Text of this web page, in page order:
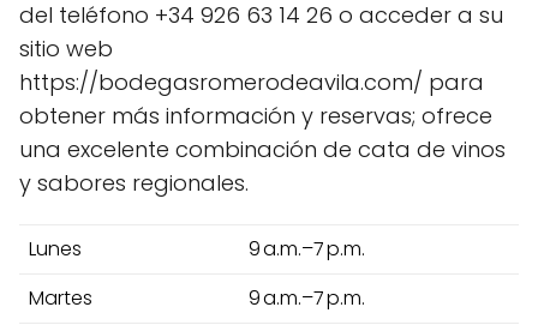
del teléfono +34 926 63 14 26 o acceder a su
sitio web
https://bodegasromerodeavila.com/ para
obtener más información y reservas; ofrece
una excelente combinación de cata de vinos
y sabores regionales.
Lunes
9 a.m.–7 p.m.
Martes
9 a.m.–7 p.m.